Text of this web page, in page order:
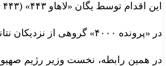
این اقدام توسط یگان «لاهاو
در «پرونده ۴۰۰۰» گروهی از نزدیکان نتانیاهو در
در همین رابطه، نخست وزیر رژیم